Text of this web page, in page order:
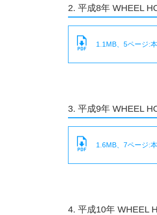
2. 平成8年 WHEEL
1.1MB、5ページ:
3. 平成9年 WHEEL
1.6MB、7ページ:
4. 平成10年 WHEEL